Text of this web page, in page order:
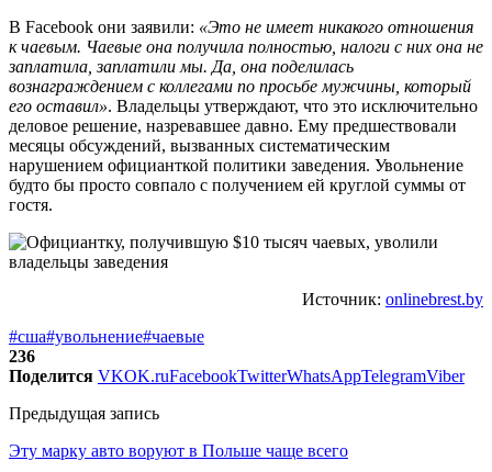
В Facebook они заявили: «Это не имеет никакого отношения
к чаевым. Чаевые она получила полностью, налоги с них она не
заплатила, заплатили мы. Да, она поделилась
вознаграждением с коллегами по просьбе мужчины, который
его оставил». Владельцы утверждают, что это исключительно
деловое решение, назревавшее давно. Ему предшествовали
месяцы обсуждений, вызванных систематическим
нарушением официанткой политики заведения. Увольнение
будто бы просто совпало с получением ей круглой суммы от
гостя.
Источник: onlinebrest.by
#сша#увольнение#чаевые
236
Поделится VKOK.ruFacebookTwitterWhatsAppTelegramViber
Предыдущая запись
Эту марку авто воруют в Польше чаще всего